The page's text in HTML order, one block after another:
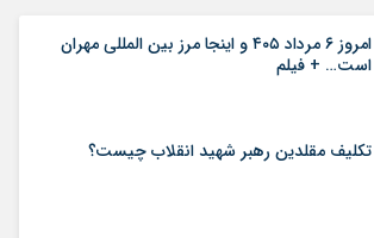
امروز ۶ مرداد ۴۰۵ و اینجا مرز بین المللی مهران
است… + فیلم
تکلیف مقلدین رهبر شهید انقلاب چیست؟